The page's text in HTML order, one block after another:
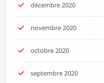
décembre 2020
novembre 2020
octobre 2020
septembre 2020